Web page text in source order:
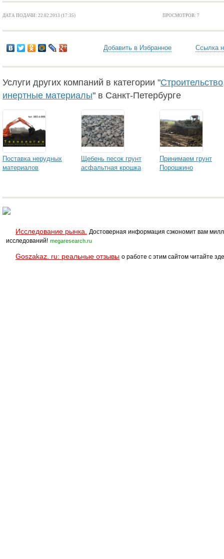
ДАТА ПОДАЧИ: 22.02.2013 (17:35) ПРОСМОТРОВ: 7
Добавить в Избранное Ссылка
Услуги других компаний в категории "
инертные материалы" в Санкт-Петербурге
Поставка нерудных
материалов
Щебень песок грунт
асфальтная крошка
Принимаем грунт
Порошкино
Исследование рынка.
Достоверная информация сэкономит вам
исследований! megaresearch.ru
Goszakaz. ru: реальные отзывы о работе с этим сайтом читайте